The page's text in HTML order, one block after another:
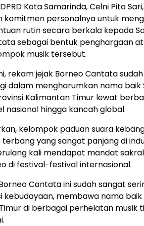
Kota Samarinda, Celni Pita
komitmen personalnya untuk
rutin secara berkala kepada
sebagai bentuk penghargaan
musik tersebut.
rekam jejak Borneo Cantata
dalam mengharumkan nama
Kalimantan Timur lewat
nasional hingga kancah global.
kelompok paduan suara
terbang yang sangat panjang di
kali mendapat mandat
di festival-festival internasional.
Cantata ini sudah sangat
kebudayaan, membawa nama baik
di berbagai perhelatan musik